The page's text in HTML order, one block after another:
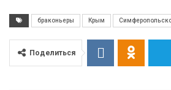
браконьеры Крым
Поделиться